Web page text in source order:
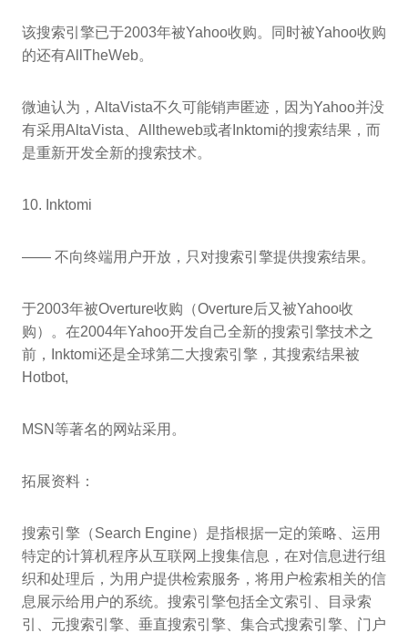
该搜索引擎已于2003年被Yahoo收购。同时被Yahoo收购
的还有AllTheWeb。
微迪认为，AltaVista不久可能销声匿迹，因为Yahoo并没
有采用AltaVista、Alltheweb或者Inktomi的搜索结果，而
是重新开发全新的搜索技术。
10. Inktomi
—— 不向终端用户开放，只对搜索引擎提供搜索结果。
于2003年被Overture收购（Overture后又被Yahoo收
购）。在2004年Yahoo开发自己全新的搜索引擎技术之
前，Inktomi还是全球第二大搜索引擎，其搜索结果被
Hotbot,
MSN等著名的网站采用。
拓展资料：
搜索引擎（Search Engine）是指根据一定的策略、运用
特定的计算机程序从互联网上搜集信息，在对信息进行组
织和处理后，为用户提供检索服务，将用户检索相关的信
息展示给用户的系统。搜索引擎包括全文索引、目录索
引、元搜索引擎、垂直搜索引擎、集合式搜索引擎、门户